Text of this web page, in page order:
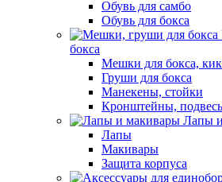
Обувь для самбо
Обувь для бокса
бокса
Мешки для бокса,
Груши для бокса
Манекены, стойки
Кронштейны,
Лапы
Лапы
Макивары
Защита корпуса